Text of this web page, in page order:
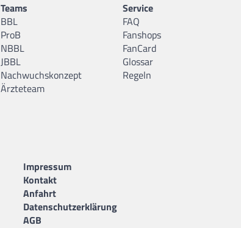
Teams
BBL
ProB
NBBL
JBBL
Nachwuchskonzept
Ärzteteam
Service
FAQ
Fanshops
FanCard
Glossar
Regeln
Impressum
Kontakt
Anfahrt
Datenschutzerklärung
AGB